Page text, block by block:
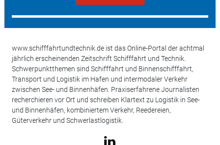
www.schifffahrtundtechnik.de ist das Online-Portal der achtmal
jährlich erscheinenden Zeitschrift Schifffahrt und Technik.
Schwerpunktthemen sind Schifffahrt und Binnenschifffahrt,
Transport und Logistik im Hafen und intermodaler Verkehr
zwischen See- und Binnenhäfen. Praxiserfahrene Journalisten
recherchieren vor Ort und schreiben Klartext zu Logistik in See-
und Binnenhäfen, kombiniertem Verkehr, Reedereien,
Güterverkehr und Schwerlastlogistik.